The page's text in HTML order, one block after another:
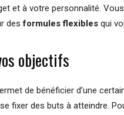
et à votre personnalité.
desformules flexibles qui
objectifs
de bénéficier d’une
fixer des buts à atteindre.